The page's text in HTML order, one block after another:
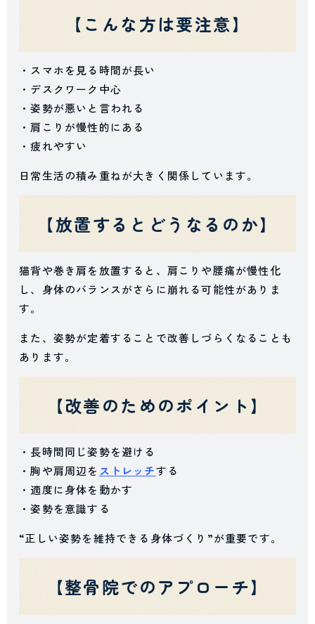
【こんな方は要注意】
・スマホを見る時間が長い
・デスクワーク中心
・姿勢が悪いと言われる
・肩こりが慢性的にある
・疲れやすい
日常生活の積み重ねが大きく関係しています。
【放置するとどうなるのか】
猫背や巻き肩を放置すると、肩こりや腰痛が慢性化
し、身体のバランスがさらに崩れる可能性がありま
す。
また、姿勢が定着することで改善しづらくなることも
あります。
【改善のためのポイント】
・長時間同じ姿勢を避ける
・胸や肩周辺を ストレッチする
・適度に身体を動かす
・姿勢を意識する
“正しい姿勢を維持できる身体づくり”が重要です。
【整骨院でのアプローチ】